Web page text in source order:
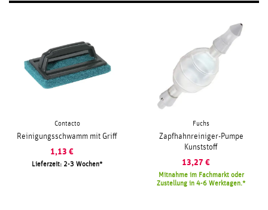
Contacto
Reinigungsschwamm mit Griff
1,13 €
Lieferzeit: 2-3 Wochen
Fuchs
Zapfhahnreiniger-Pumpe
Kunststoff
13,27 €
Mitnahme im Fachmarkt oder
Zustellung in 4-6 Werktagen.